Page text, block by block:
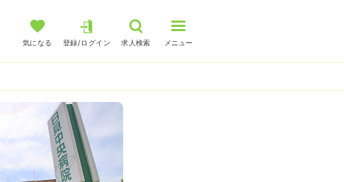
気になる 登録/ログイン 求人検索 メニュー